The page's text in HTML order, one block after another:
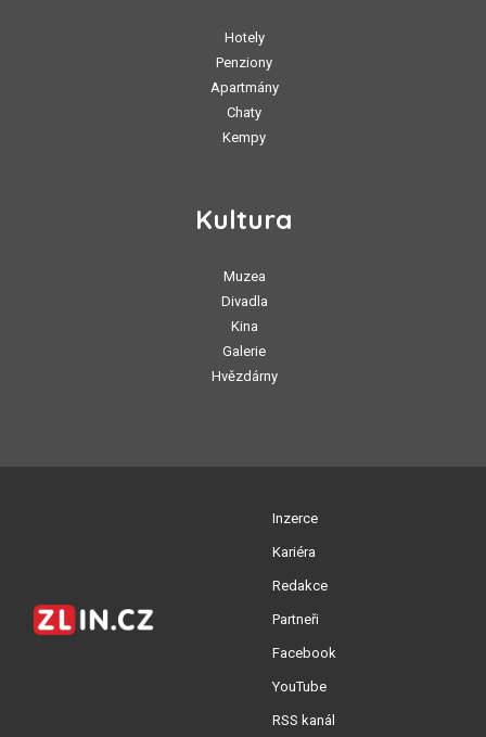
Hotely
Penziony
Apartmány
Chaty
Kempy
Kultura
Muzea
Divadla
Kina
Galerie
Hvězdárny
Inzerce
Kariéra
Redakce
Partneři
Facebook
YouTube
RSS kanál